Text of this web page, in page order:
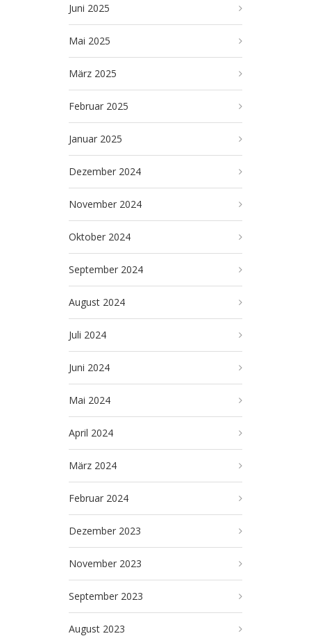
Juni 2025
Mai 2025
März 2025
Februar 2025
Januar 2025
Dezember 2024
November 2024
Oktober 2024
September 2024
August 2024
Juli 2024
Juni 2024
Mai 2024
April 2024
März 2024
Februar 2024
Dezember 2023
November 2023
September 2023
August 2023